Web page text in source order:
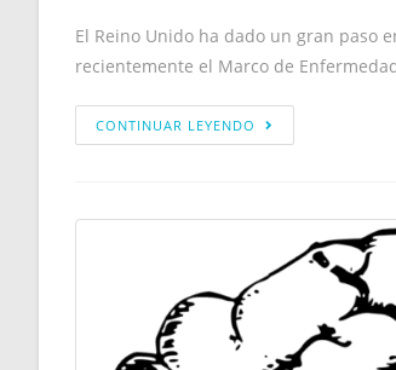
El Reino Unido ha dado un gran paso
recientemente el Marco de
CONTINUAR LEYENDO